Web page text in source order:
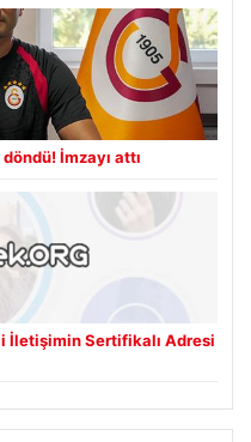
İmzayı attı
İletişimin Sertifikalı Adresi